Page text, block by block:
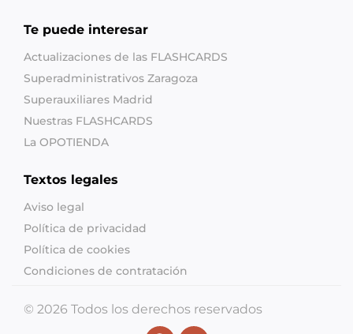
Te puede interesar
Actualizaciones de las FLASHCARDS
Superadministrativos Zaragoza
Superauxiliares Madrid
Nuestras FLASHCARDS
La OPOTIENDA
Textos legales
Aviso legal
Política de privacidad
Política de cookies
Condiciones de contratación
© 2026 Todos los derechos reservados